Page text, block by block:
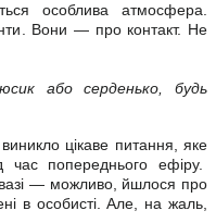
особлива атмосфера.
Вони — про контакт. Не
або серденько, будь
цікаве питання, яке
час попереднього ефіру.
— можливо, йшлося про
в особисті. Але, на жаль,